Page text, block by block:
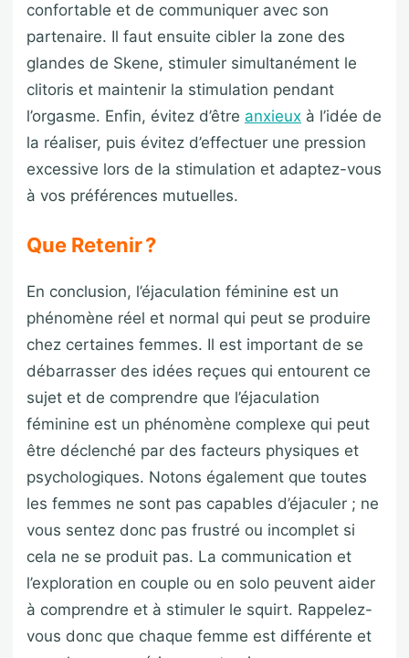
confortable et de communiquer avec son
partenaire. Il faut ensuite cibler la zone des
glandes de Skene, stimuler simultanément le
clitoris et maintenir la stimulation pendant
l’orgasme. Enfin, évitez d’être anxieux à l’idée de
la réaliser, puis évitez d’effectuer une pression
excessive lors de la stimulation et adaptez-vous
à vos préférences mutuelles.
Que Retenir ?
En conclusion, l’éjaculation féminine est un
phénomène réel et normal qui peut se produire
chez certaines femmes. Il est important de se
débarrasser des idées reçues qui entourent ce
sujet et de comprendre que l’éjaculation
féminine est un phénomène complexe qui peut
être déclenché par des facteurs physiques et
psychologiques. Notons également que toutes
les femmes ne sont pas capables d’éjaculer ; ne
vous sentez donc pas frustré ou incomplet si
cela ne se produit pas. La communication et
l’exploration en couple ou en solo peuvent aider
à comprendre et à stimuler le squirt. Rappelez-
vous donc que chaque femme est différente et